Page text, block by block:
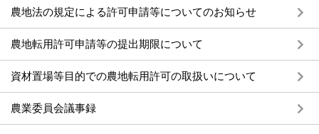
農地法の規定による許可申請等についてのお知らせ
農地転用許可申請等の提出期限について
資材置場等目的での農地転用許可の取扱いについて
農業委員会議事録